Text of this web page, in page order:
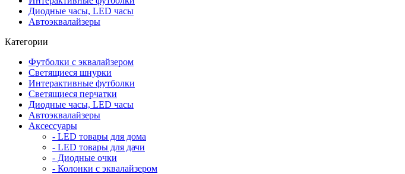
Диодные часы, LED часы
Автоэквалайзеры
Категории
Футболки с эквалайзером
Светящиеся шнурки
Интерактивные футболки
Светящиеся перчатки
Диодные часы, LED часы
Автоэквалайзеры
Аксессуары
- LED товары для дома
- LED товары для дачи
- Диодные очки
- Колонки с эквалайзером